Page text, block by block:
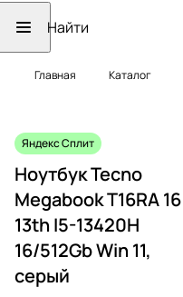
Главная Каталог
Яндекс Сплит
Ноутбук Tecno
Megabook T16RA 16
13th I5-13420H
16/512Gb Win 11,
серый